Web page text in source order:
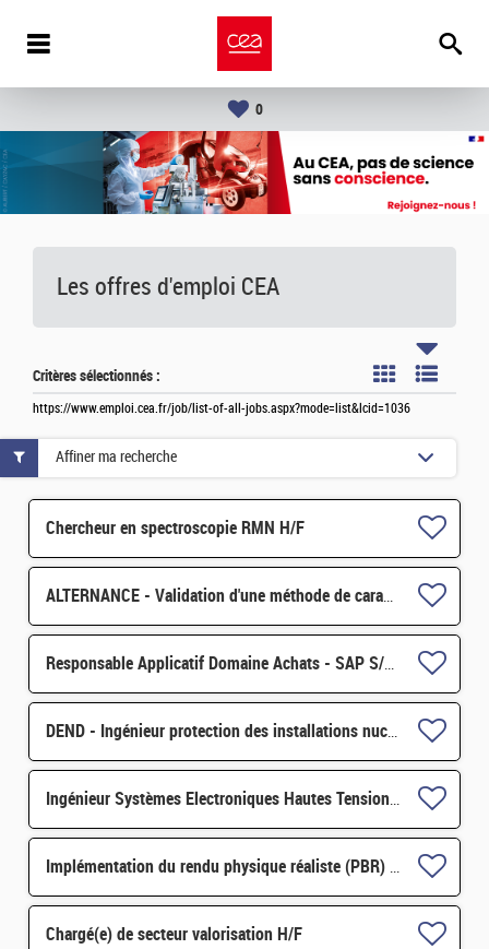
0
Les offres d'emploi CEA
Critères sélectionnés :
https://www.emploi.cea.fr/job/list-of-all-jobs.aspx?mode=list&lcid=1036
Chercheur en spectroscopie RMN H/F
ALTERNANCE - Validation d'une méthode de caractérisation autour des filtres de ventilation nucléaire H/F
Responsable Applicatif Domaine Achats - SAP S/4 Module MM H/F
DEND - Ingénieur protection des installations nucléaires contre la malveillance H/F
Ingénieur Systèmes Electroniques Hautes Tensions Pulsée H/F
Implémentation du rendu physique réaliste (PBR) au sein de la plateforme de simulation CIVA H/F
Chargé(e) de secteur valorisation H/F
Affiner ma recherche